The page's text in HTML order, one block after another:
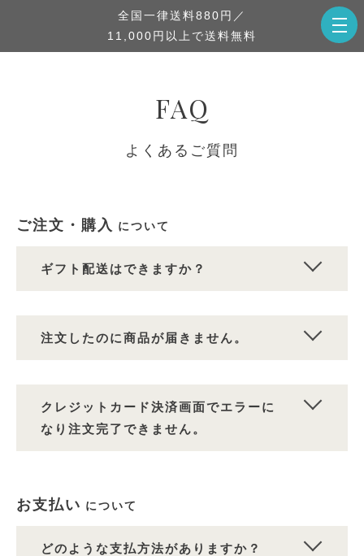
全国一律送料880円／
11,000円以上で送料無料
FAQ
よくあるご質問
ご注文・購入 について
ギフト配送はできますか？
注文したのに商品が届きません。
クレジットカード決済画面でエラーに
なり注文完了できません。
お支払い について
どのような支払方法がありますか？